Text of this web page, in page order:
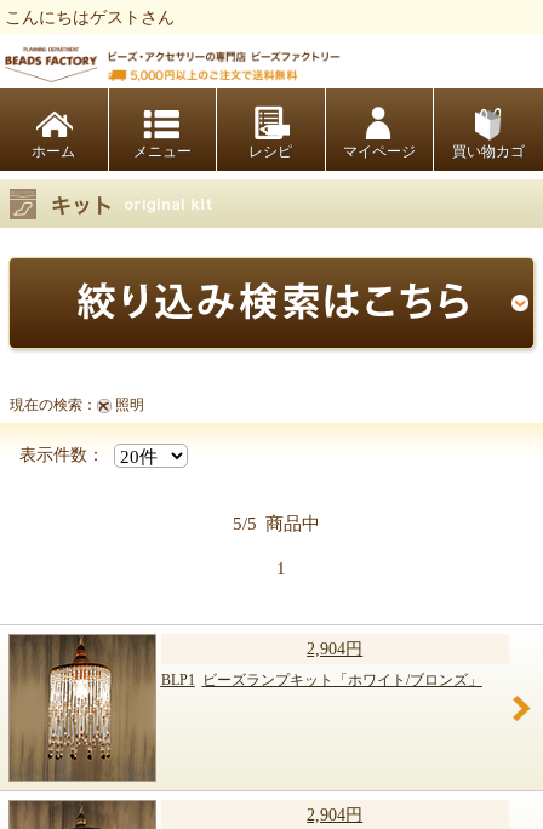
こんにちはゲストさん
ホーム レシピ マイページ 買い物カゴ
現在の検索： 照明
表示件数：
5/5 商品中
1
2,904円
BLP1 ビーズランプキット「ホワイト/ブロンズ」
2,904円